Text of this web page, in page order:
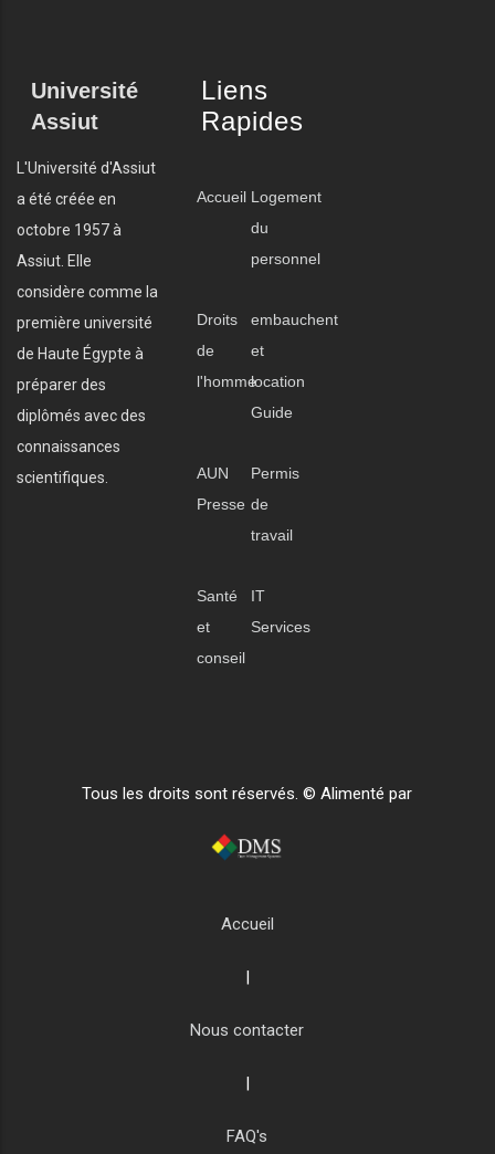
Université
Assiut
L'Université d'Assiut
a été créée en
octobre 1957 à
Assiut. Elle
considère comme la
première université
de Haute Égypte à
préparer des
diplômés avec des
connaissances
scientifiques.
Liens
Rapides
Accueil Logement
du
personnel
Droits
de
l'homme
embauchent
et
location
Guide
AUN
Presse
Permis
de
travail
Santé
et
conseil
IT
Services
Tous les droits sont réservés. © Alimenté par
Accueil
Nous contacter
FAQ's